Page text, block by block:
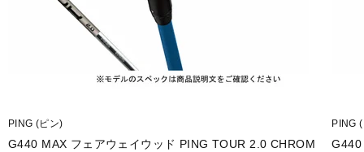
PING (ピン)
G440 MAX フェアウェイウッド PING TOUR 2.0 CHROM
PING
G440